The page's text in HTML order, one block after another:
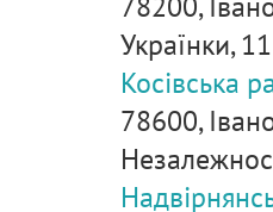
Українки, 11
Косівська
78600,